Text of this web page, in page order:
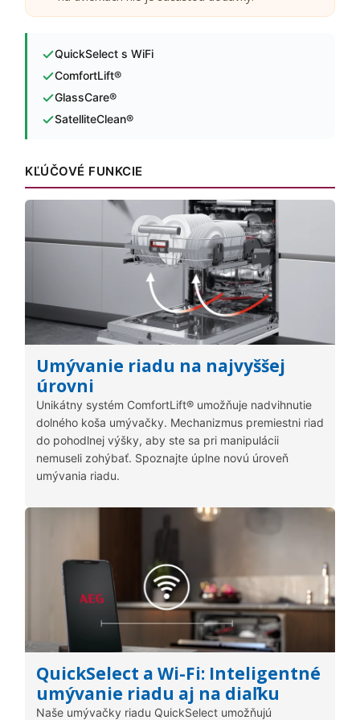
QuickSelect s WiFi
ComfortLift®
GlassCare®
SatelliteClean®
KĽÚČOVÉ FUNKCIE
Umývanie riadu na najvyššej
úrovni
Unikátny systém ComfortLift® umožňuje nadvihnutie
dolného koša umývačky. Mechanizmus premiestni riad
do pohodlnej výšky, aby ste sa pri manipulácii
nemuseli zohýbať. Spoznajte úplne novú úroveň
umývania riadu.
QuickSelect a Wi-Fi: Inteligentné
umývanie riadu aj na diaľku
Naše umývačky riadu QuickSelect umožňujú